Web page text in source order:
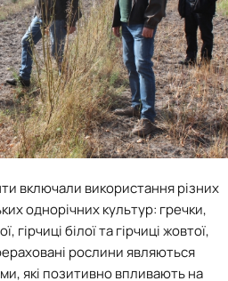
включали використання різних
однорічних культур: гречки,
гірчиці білої та гірчиці жовтої,
рослини являються
які позитивно впливають на